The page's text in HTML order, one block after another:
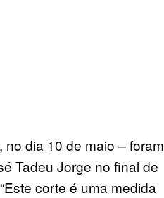
dia 10 de maio – foram
Tadeu Jorge no final de
corte é uma medida